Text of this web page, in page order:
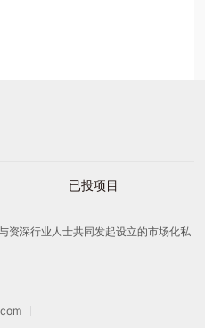
已投项目
资深行业人士共同发起设立的市场化私